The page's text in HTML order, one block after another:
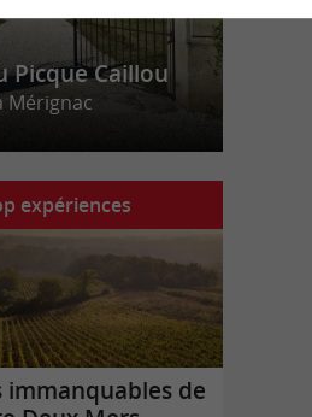
Picque Caillou
Mérignac
expériences
immanquables de